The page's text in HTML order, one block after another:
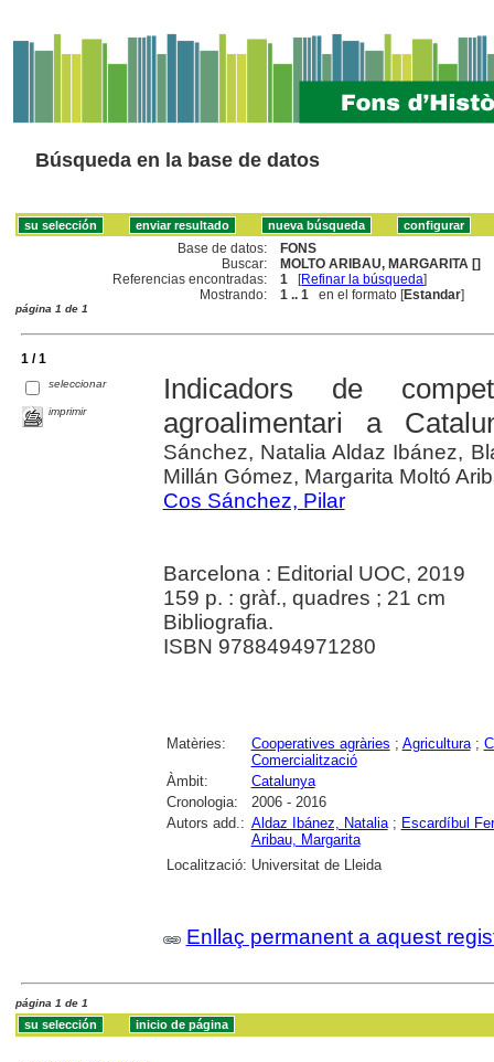
Búsqueda en la base de datos
Base de datos:
FONS
Buscar:
MOLTO ARIBAU, MARGARITA []
Referencias encontradas:
1 [Refinar la búsqueda]
Mostrando:
1 .. 1 en el formato [Estandar]
página 1 de 1
1 / 1
seleccionar
imprimir
Indicadors de
agroalimentari a
Sánchez, Natalia Aldaz Ibánez,
Millán Gómez, Margarita Moltó
Cos Sánchez, Pilar
Barcelona : Editorial UOC, 2019
159 p. : gràf., quadres ; 21 cm
Bibliografia.
ISBN 9788494971280
Matèries: Cooperatives agràries ; Agricultura;
Comercialització
Àmbit:
Catalunya
Cronologia:
2006 - 2016
Autors add.: Aldaz Ibánez, Natalia; Escardíbul
Aribau, Margarita
Localització: Universitat de Lleida
Enllaç permanent a aquest
página 1 de 1